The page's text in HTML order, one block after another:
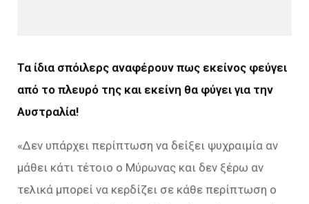
Τα ίδια σπόιλερς αναφέρουν πως εκείνος φεύγει
από το πλευρό της και εκείνη θα φύγει για την
Αυστραλία!
«Δεν υπάρχει περίπτωση να δείξει ψυχραιμία αν
μάθει κάτι τέτοιο ο Μύρωνας και δεν ξέρω αν
τελικά μπορεί να κερδίζει σε κάθε περίπτωση ο